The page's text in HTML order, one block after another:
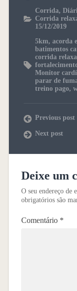
Corrida,
Corrida
15/12/2019
5km, acorda
batimentos
corrida
Monitor
parar de
treino pago,
Previous post
Next post
Deixe um
O seu endereço de
obrigatórios são
Comentário *